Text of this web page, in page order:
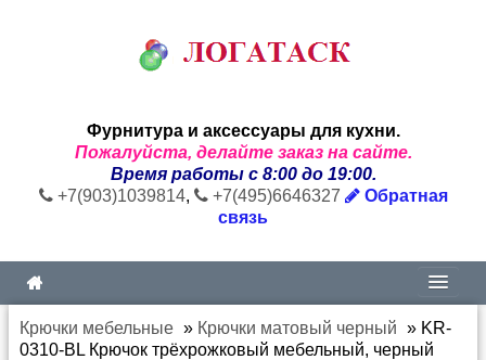
Фурнитура и аксессуары для кухни.
Пожалуйста, делайте заказ на сайте.
Время работы с 8:00 до 19:00.
+7(903)1039814, +7(495)6646327
Обратная
связь
Крючки мебельные » Крючки матовый черный » KR-
0310-BL Крючок трёхрожковый мебельный, черный